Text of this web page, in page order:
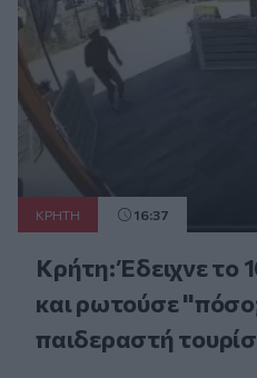
ΚΡΗΤΗ 16:37
Κρήτη: Έδειχνε το
και ρωτούσε
παιδεραστή